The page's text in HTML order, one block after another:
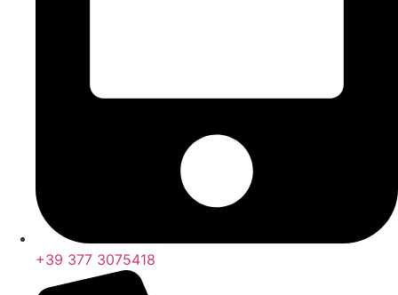
+39 377 3075418